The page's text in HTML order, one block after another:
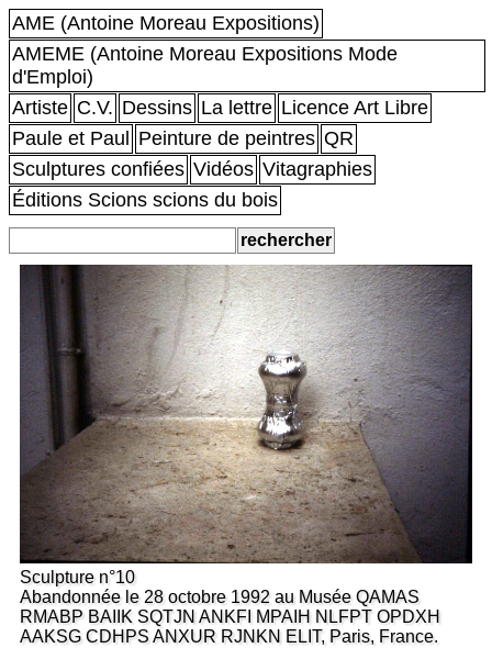
AME (Antoine Moreau Expositions)
AMEME (Antoine Moreau Expositions Mode
d'Emploi)
Artiste C.V. Dessins La lettre Licence Art Libre
Paule et Paul
Peinture de peintres QR
Sculptures confiées Vidéos Vitagraphies
Éditions Scions scions du bois
Sculpture n°10
Abandonnée le 28 octobre 1992 au Musée QAMAS
RMABP BAIIK SQTJN ANKFI MPAIH NLFPT OPDXH
AAKSG CDHPS ANXUR RJNKN ELIT, Paris, France.